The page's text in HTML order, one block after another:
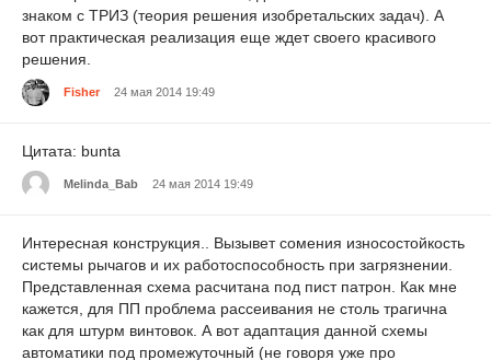
знаком с ТРИЗ (теория решения изобретальских задач). А
вот практическая реализация еще ждет своего красивого
решения.
Fisher 24 мая 2014 19:49
Цитата: bunta
Melinda_Bab 24 мая 2014 19:49
Интересная конструкция.. Вызывет сомения износостойкость
системы рычагов и их работоспособность при загрязнении.
Представленная схема расчитана под пист патрон. Как мне
кажется, для ПП проблема рассеивания не столь трагична
как для штурм винтовок. А вот адаптация данной схемы
автоматики под промежуточный (не говоря уже про